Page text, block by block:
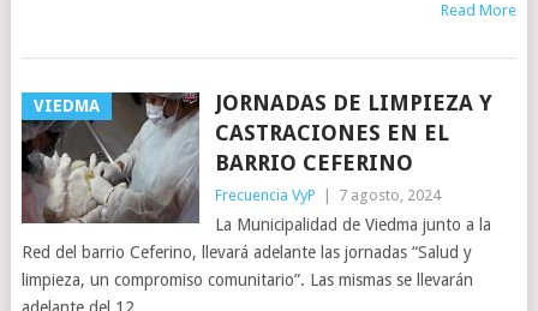
Read More
VIEDMA
JORNADAS DE LIMPIEZA Y
CASTRACIONES EN EL
BARRIO CEFERINO
Frecuencia VyP 7 agosto, 2024
La Municipalidad de Viedma junto a la
Red del barrio Ceferino, llevará adelante las jornadas “Salud y
limpieza, un compromiso comunitario”. Las mismas se llevarán